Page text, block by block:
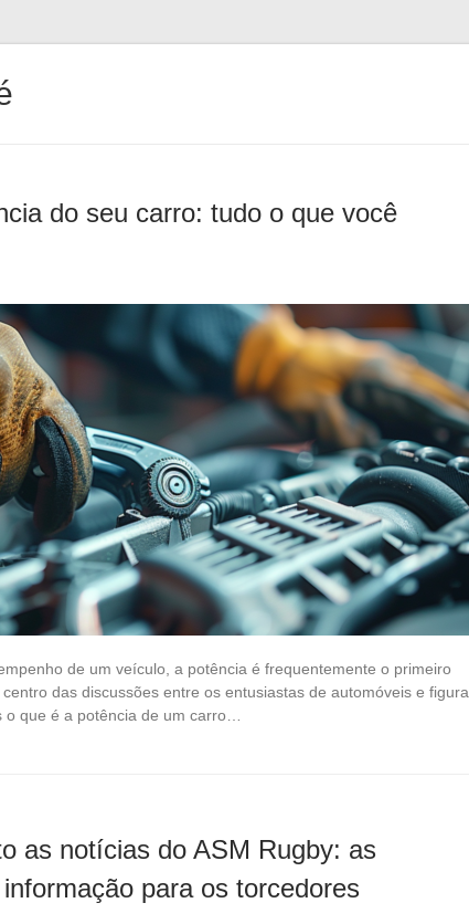
do seu carro: tudo o que você
de um veículo, a potência é frequentemente o primeiro
das discussões entre os entusiastas de automóveis e figura
que é a potência de um carro…
as notícias do ASM Rugby: as
para os torcedores